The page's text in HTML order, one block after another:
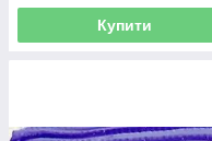
Купити